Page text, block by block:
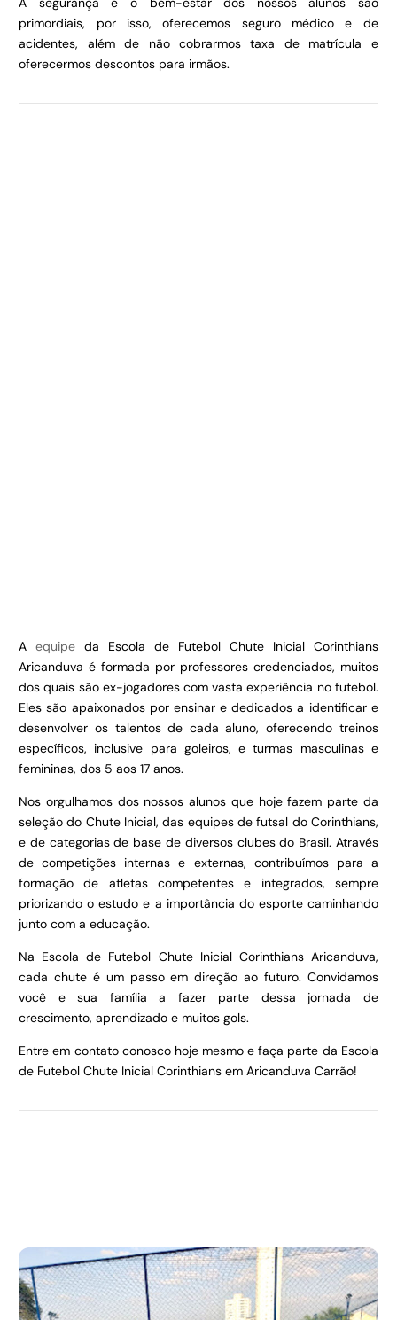
primordiais, por isso, oferecemos seguro médico e de
acidentes, além de não cobrarmos taxa de matrícula e
oferecermos descontos para irmãos.
Aequipe da Escola de Futebol Chute Inicial Corinthians
Aricanduva é formada por professores credenciados, muitos
dos quais são ex-jogadores com vasta experiência no futebol.
Eles são apaixonados por ensinar e dedicados a identificar e
desenvolver os talentos de cada aluno, oferecendo treinos
específicos, inclusive para goleiros, e turmas masculinas e
femininas, dos 5 aos 17 anos.
Nos orgulhamos dos nossos alunos que hoje fazem parte da
seleção do Chute Inicial, das equipes de futsal do Corinthians,
e de categorias de base de diversos clubes do Brasil. Através
de competições internas e externas, contribuímos para a
formação de atletas competentes e integrados, sempre
priorizando o estudo e a importância do esporte caminhando
junto com a educação.
Na Escola de Futebol Chute Inicial Corinthians Aricanduva,
cada chute é um passo em direção ao futuro. Convidamos
você e sua família a fazer parte dessa jornada de
crescimento, aprendizado e muitos gols.
Entre em contato conosco hoje mesmo e faça parte da Escola
de Futebol Chute Inicial Corinthians em Aricanduva Carrão!